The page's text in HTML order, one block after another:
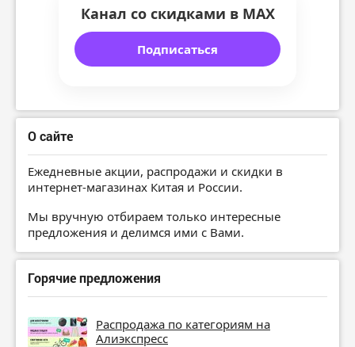
Канал со скидками в MAX
Подписаться
О сайте
Ежедневные акции, распродажи и скидки в
интернет-магазинах Китая и России.
Мы вручную отбираем только интересные
предложения и делимся ими с Вами.
Горячие предложения
Распродажа по категориям на
Алиэкспресс